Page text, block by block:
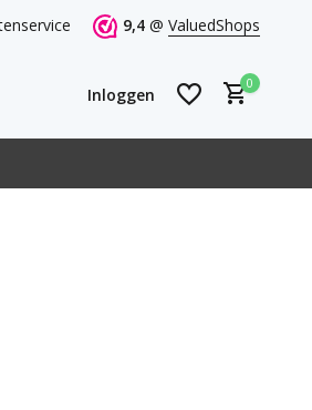
9,4 @ ValuedShops
Inloggen
0